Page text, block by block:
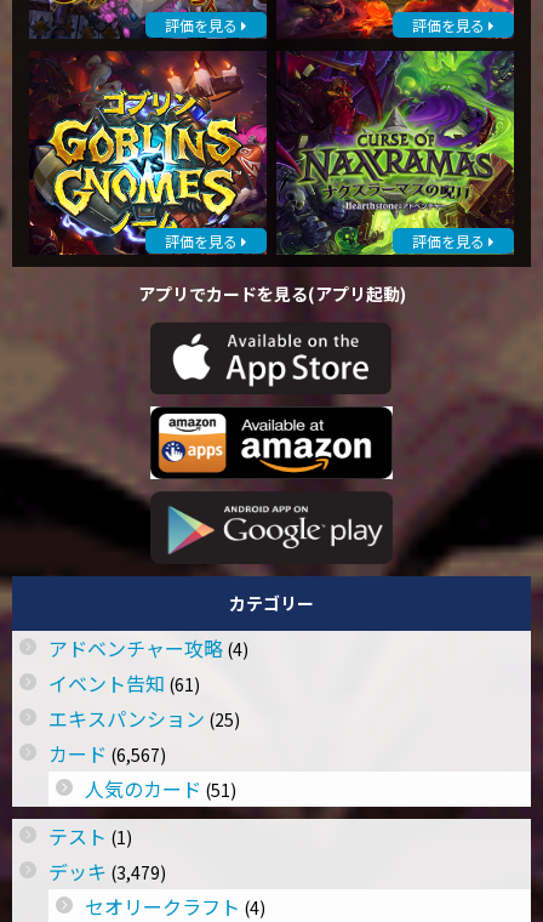
評価を見る 評価を見る
評価を見る 評価を見る
アプリでカードを見る(アプリ起動)
カテゴリー
アドベンチャー攻略 (4)
イベント告知 (61)
エキスパンション (25)
カード (6,567)
人気のカード (51)
テスト (1)
デッキ (3,479)
セオリークラフト (4)